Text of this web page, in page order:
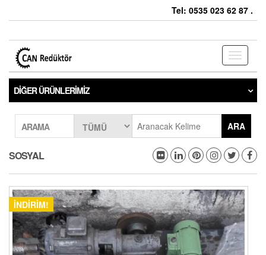
Tel: 0535 023 62 87 .
Toggle
DIĞER ÜRÜNLERIMIZ
ARAMA ARA
SOSYAL
İNDIRIM!